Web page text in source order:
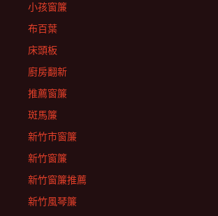
小孩窗簾
布百葉
床頭板
廚房翻新
推薦窗簾
斑馬簾
新竹市窗簾
新竹窗簾
新竹窗簾推薦
新竹風琴簾